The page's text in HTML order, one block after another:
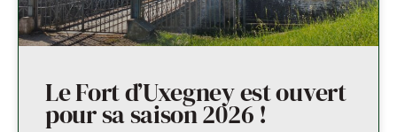
Le Fort d’Uxegney est ouvert
pour sa saison 2026 !